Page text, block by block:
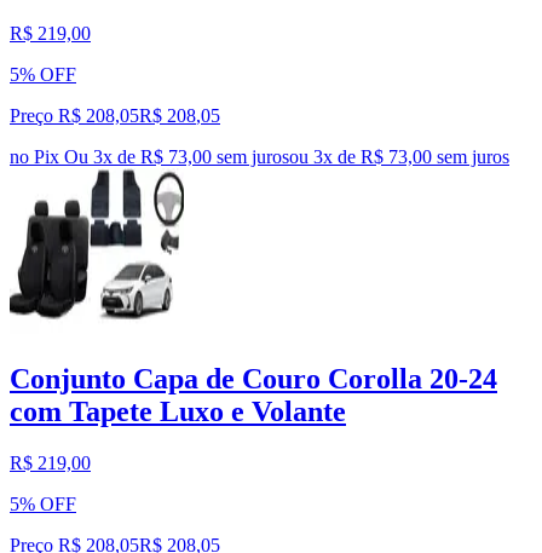
R$ 219,00
5% OFF
Preço R$ 208,05R$ 208,05
no Pix Ou 3x de R$ 73,00 sem jurosou 3x de R$ 73,00 sem juros
Conjunto Capa de Couro Corolla 20-24
com Tapete Luxo e Volante
R$ 219,00
5% OFF
Preço R$ 208,05R$ 208,05